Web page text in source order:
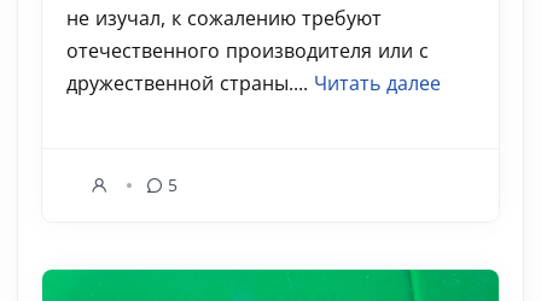
не изучал, к сожалению требуют
отечественного производителя или с
дружественной страны.... Читать далее
5